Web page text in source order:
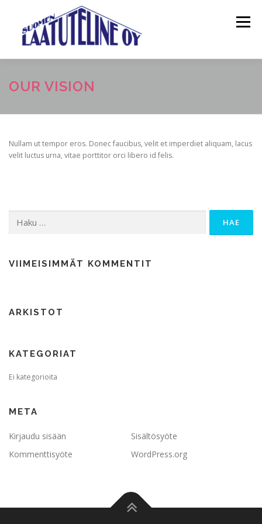
Valikko
ETUSIVU TIETOA MEISTÄ
OUR VISION
Nullam ut tempor eros. Donec faucibus, velit et imperdiet aliquam, lacus
velit luctus urna, vitae porttitor orci libero id felis.
VIIMEISIMMÄT KOMMENTIT
ARKISTOT
KATEGORIAT
Ei kategorioita
META
Kirjaudu sisään
Sisältösyöte
Kommenttisyöte
WordPress.org